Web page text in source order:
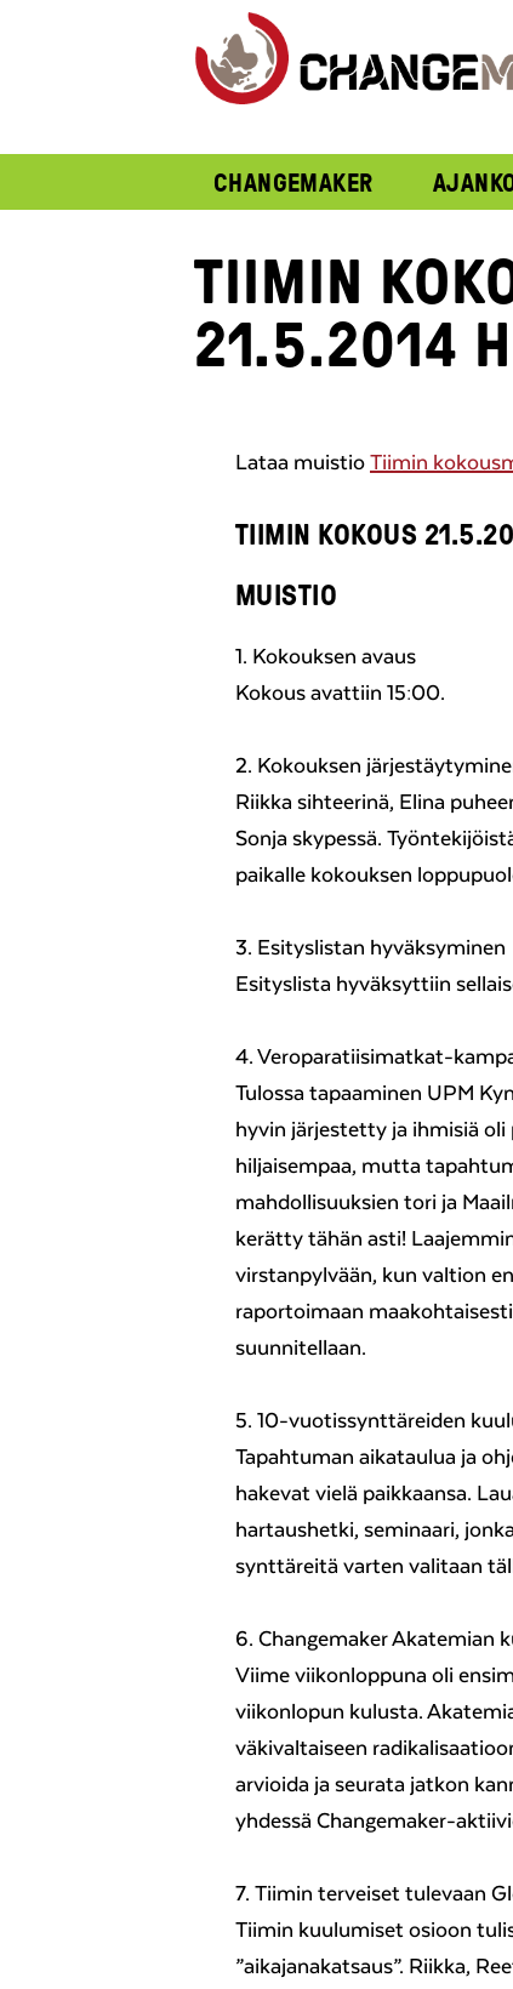
CHANGEMAKER
TIIMIN
21.5.2014
Lataa muistio Tiimin
TIIMIN KOKOUS
MUISTIO
1. Kokouksen avaus
Kokous avattiin 15:00.
2. Kokouksen
Riikka sihteerinä, Elina
Sonja skypessä.
paikalle kokouksen
3. Esityslistan hyväksyminen
Esityslista hyväksyttiin
4. Veroparatiisimatkat-
Tulossa tapaaminen UPM
hyvin järjestetty ja ihmisiä oli
hiljaisempaa, mutta
mahdollisuuksien tori ja
kerätty tähän asti!
virstanpylvään, kun valtion
raportoimaan
suunnitellaan.
5. 10-vuotissynttäreiden
Tapahtuman aikataulua ja
hakevat vielä paikkaansa.
hartaushetki, seminaari,
synttäreitä varten valitaan
6. Changemaker Akatemian
Viime viikonloppuna oli
viikonlopun kulusta.
väkivaltaiseen
arvioida ja seurata jatkon
yhdessä Changemaker-
7. Tiimin terveiset tulevaan
Tiimin kuulumiset osioon
”aikajanakatsaus”. Riikka,